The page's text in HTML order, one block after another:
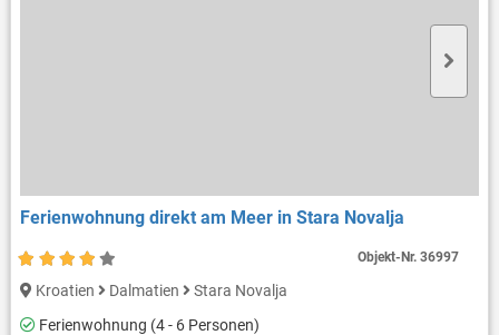
Ferienwohnung direkt am Meer in Stara Novalja
Kroatien Dalmatien
Stara Novalja
Ferienwohnung (4 - 6 Personen)
Objekt-Nr.36997